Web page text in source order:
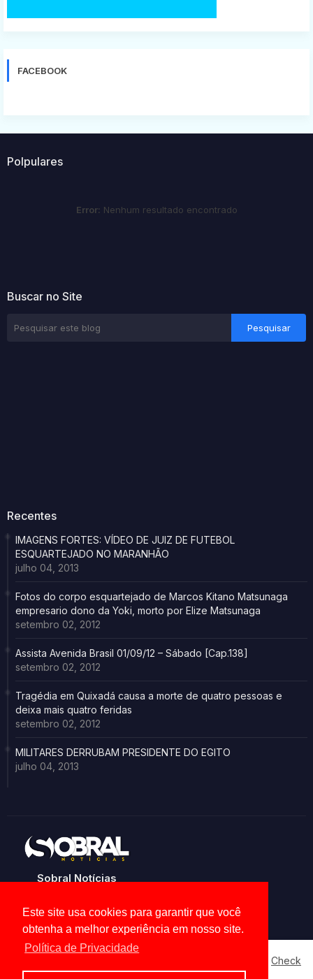
Este site usa cookies para garantir que você
obtenha a melhor experiência em nosso site.
Política de Privacidade
FACEBOOK
Polpulares
Error: Nenhum resultado encontrado
Buscar no Site
Recentes
IMAGENS FORTES: VÍDEO DE JUIZ DE FUTEBOL
ESQUARTEJADO NO MARANHÃO
julho 04, 2013
Fotos do corpo esquartejado de Marcos Kitano Matsunaga
empresario dono da Yoki, morto por Elize Matsunaga
setembro 02, 2012
Assista Avenida Brasil 01/09/12 – Sábado [Cap.138]
setembro 02, 2012
Tragédia em Quixadá causa a morte de quatro pessoas e
deixa mais quatro feridas
setembro 02, 2012
MILITARES DERRUBAM PRESIDENTE DO EGITO
julho 04, 2013
Sobral Notícias
Home About Contact us Privacy Policy
Check
Now